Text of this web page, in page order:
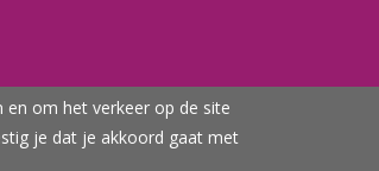
2020-2026 | All Rights Reserved |
en om het verkeer op de site
je dat je akkoord gaat met